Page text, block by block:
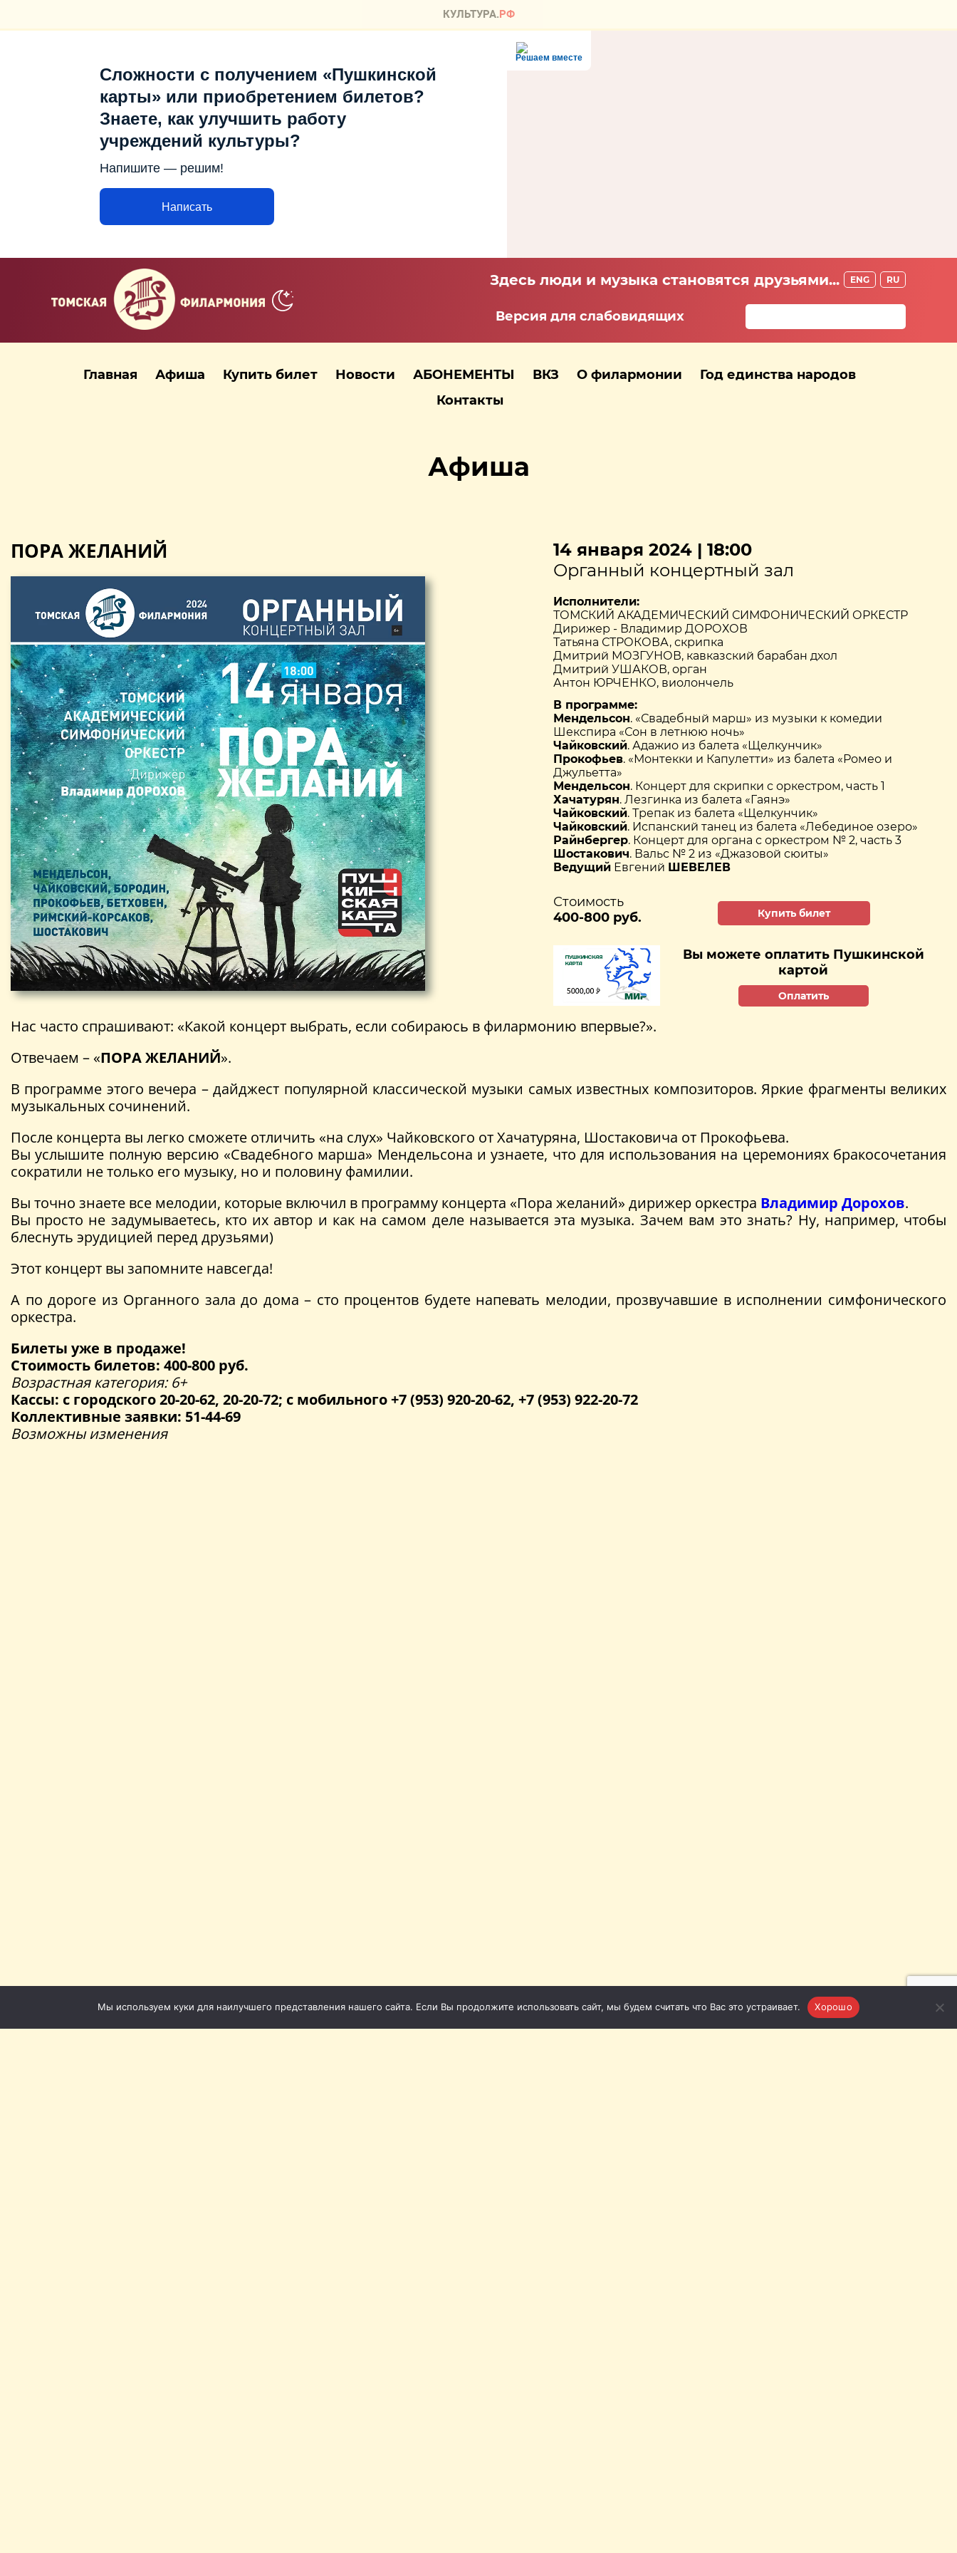
Решаем вместе
Сложности с получением «Пушкинской
карты» или приобретением билетов?
Знаете, как улучшить работу
учреждений культуры?
Напишите — решим!
Написать
Здесь люди и музыка становятся друзьями... ENG RU
Версия для слабовидящих
Главная Афиша Купить билет Новости АБОНЕМЕНТЫ ВКЗ О филармонии
Год единства народов
Контакты
Афиша
ПОРА ЖЕЛАНИЙ
14 января 2024 | 18:00
Органный концертный зал
Исполнители:
ТОМСКИЙ АКАДЕМИЧЕСКИЙ СИМФОНИЧЕСКИЙ ОРКЕСТР
Дирижер - Владимир ДОРОХОВ
Татьяна СТРОКОВА, скрипка
Дмитрий МОЗГУНОВ, кавказский барабан дхол
Дмитрий УШАКОВ, орган
Антон ЮРЧЕНКО, виолончель
В программе:
Мендельсон. «Свадебный марш» из музыки к комедии
Шекспира «Сон в летнюю ночь»
Чайковский. Адажио из балета «Щелкунчик»
Прокофьев. «Монтекки и Капулетти» из балета «Ромео и
Джульетта»
Мендельсон. Концерт для скрипки с оркестром, часть 1
Хачатурян. Лезгинка из балета «Гаянэ»
Чайковский. Трепак из балета «Щелкунчик»
Чайковский. Испанский танец из балета «Лебединое озеро»
Райнбергер. Концерт для органа с оркестром № 2, часть 3
Шостакович. Вальс № 2 из «Джазовой сюиты»
Ведущий Евгений ШЕВЕЛЕВ
Стоимость
400-800 руб.
Купить билет
Вы можете оплатить Пушкинской
картой
Оплатить
Нас часто спрашивают: «Какой концерт выбрать, если собираюсь в филармонию впервые?».
Отвечаем – «ПОРА ЖЕЛАНИЙ».
В программе этого вечера – дайджест популярной классической музыки самых известных композиторов. Яркие фрагменты великих
музыкальных сочинений.
После концерта вы легко сможете отличить «на слух» Чайковского от Хачатуряна, Шостаковича от Прокофьева.
Вы услышите полную версию «Свадебного марша» Мендельсона и узнаете, что для использования на церемониях бракосочетания
сократили не только его музыку, но и половину фамилии.
Вы точно знаете все мелодии, которые включил в программу концерта «Пора желаний» дирижер оркестра Владимир Дорохов.
Вы просто не задумываетесь, кто их автор и как на самом деле называется эта музыка. Зачем вам это знать? Ну, например, чтобы
блеснуть эрудицией перед друзьями)
Этот концерт вы запомните навсегда!
А по дороге из Органного зала до дома – сто процентов будете напевать мелодии, прозвучавшие в исполнении симфонического
оркестра.
Билеты уже в продаже!
Стоимость билетов: 400-800 руб.
Возрастная категория: 6+
Кассы: с городского 20-20-62, 20-20-72; с мобильного +7 (953) 920-20-62, +7 (953) 922-20-72
Коллективные заявки: 51-44-69
Возможны изменения
Мы используем куки для наилучшего представления нашего сайта. Если Вы продолжите использовать сайт, мы будем считать что Вас это устраивает. Хорошо